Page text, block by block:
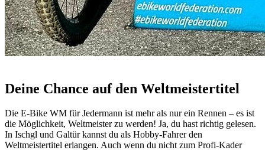
Deine Chance auf den Weltmeistertitel
Die E-Bike WM für Jedermann ist mehr als nur ein Rennen – es ist
die Möglichkeit, Weltmeister zu werden! Ja, du hast richtig gelesen.
In Ischgl und Galtür kannst du als Hobby-Fahrer den
Weltmeistertitel erlangen. Auch wenn du nicht zum Profi-Kader